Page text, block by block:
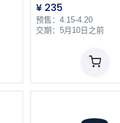
¥ 235
预售：4.15-4.20
交期：5月10日之前